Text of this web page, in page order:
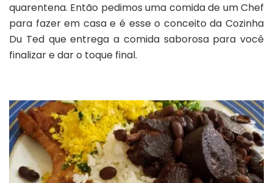
casa
quarentena. Então pedimos uma comida de um Chef
para fazer em casa e é esse o conceito da Cozinha
Du Ted que entrega a comida saborosa para você
finalizar e dar o toque final.